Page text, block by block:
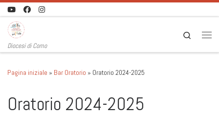
Passa al contenuto
Diocesi di Como
Search
Pagina iniziale » Bar Oratorio » Oratorio 2024-2025
Oratorio 2024-2025